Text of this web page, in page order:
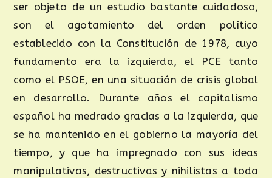
ser objeto de un estudio bastante cuidadoso,
son el agotamiento del orden político
establecido con la Constitución de 1978, cuyo
fundamento era la izquierda, el PCE tanto
como el PSOE, en una situación de crisis global
en desarrollo. Durante años el capitalismo
español ha medrado gracias a la izquierda, que
se ha mantenido en el gobierno la mayoría del
tiempo, y que ha impregnado con sus ideas
manipulativas, destructivas y nihilistas a toda